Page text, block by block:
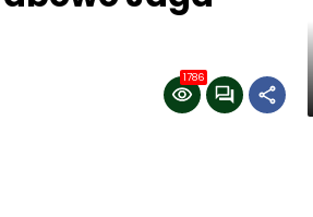
1786